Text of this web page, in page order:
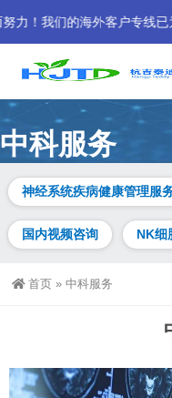
我们的海外客户专线已为
中科服务
神经系统疾病健康管理服
国内视频咨询 NK细
首页 » 中科服务